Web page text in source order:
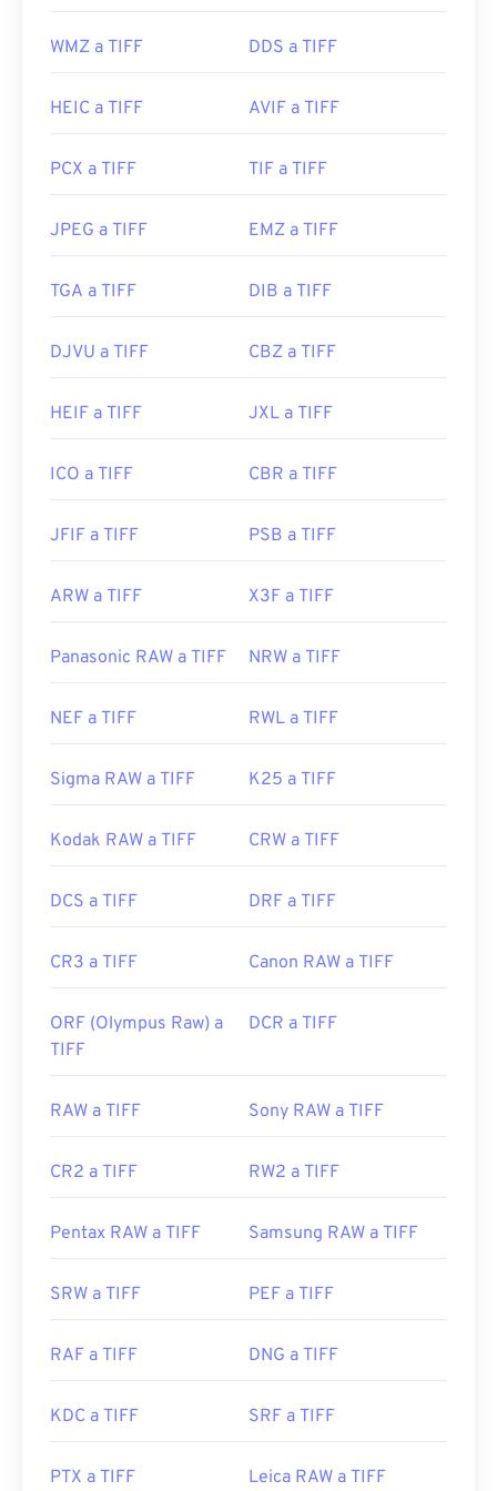
Photoshopy
también son útiles para abrir
Inc.
Lanzamiento inicial:
1986
https://www.adobe.com/creativecloud/file-
https://www.file-extensions.org/extension-de-
WMZ a TIFF DDS a TIFF
HEIC a TIFF AVIF a TIFF
PCX a TIFF TIF a TIFF
JPEG a TIFF EMZ a TIFF
TGA a TIFF DIB a TIFF
DJVU a TIFF CBZ a TIFF
HEIF a TIFF JXL a TIFF
ICO a TIFF CBR a TIFF
JFIF a TIFF PSB a TIFF
ARW a TIFF X3F a TIFF
Panasonic RAW a TIFF NRW a TIFF
NEF a TIFF RWL a TIFF
Sigma RAW a TIFF K25 a TIFF
Kodak RAW a TIFF CRW a TIFF
DCS a TIFF DRF a TIFF
CR3 a TIFF Canon RAW a TIFF
ORF (Olympus Raw) a
TIFF
DCR a TIFF
RAW a TIFF Sony RAW a TIFF
CR2 a TIFF RW2 a TIFF
Pentax RAW a TIFF Samsung RAW a TIFF
SRW a TIFF PEF a TIFF
RAF a TIFF DNG a TIFF
KDC a TIFF SRF a TIFF
PTX a TIFF Leica RAW a TIFF